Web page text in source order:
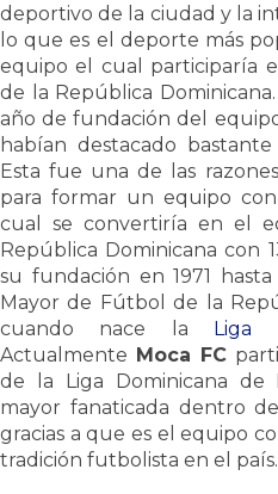
deportivo de la ciudad y la
lo que es el deporte más
equipo el cual participaría
de la República
año de fundación del
habían destacado
Esta fue una de las
para formar un equipo con
cual se convertiría en el
República Dominicana con
su fundación en 1971
Mayor de Fútbol de la
cuando nace la Liga
Actualmente Moca FC
de la Liga Dominicana
mayor fanaticada dentro
gracias a que es el equipo
tradición futbolista en el país.